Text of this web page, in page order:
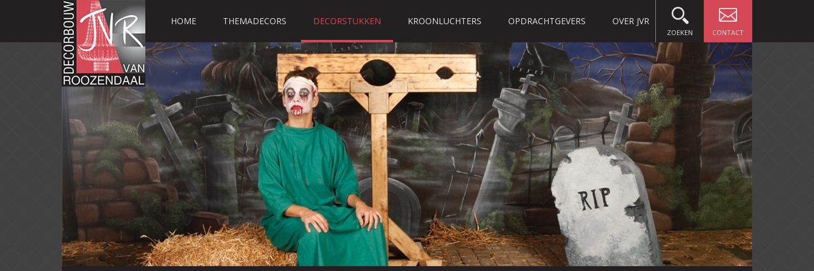
HOME THEMADECORS DECORSTUKKEN KROONLUCHTERS OPDRACHTGEVERS OVER JVR
CONTACT
ZOEKEN